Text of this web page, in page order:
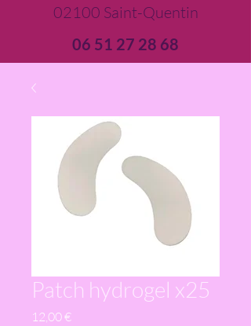
02100 Saint-Quentin
06 51 27 28 68
Patch hydrogel x25
12,00 €Prix